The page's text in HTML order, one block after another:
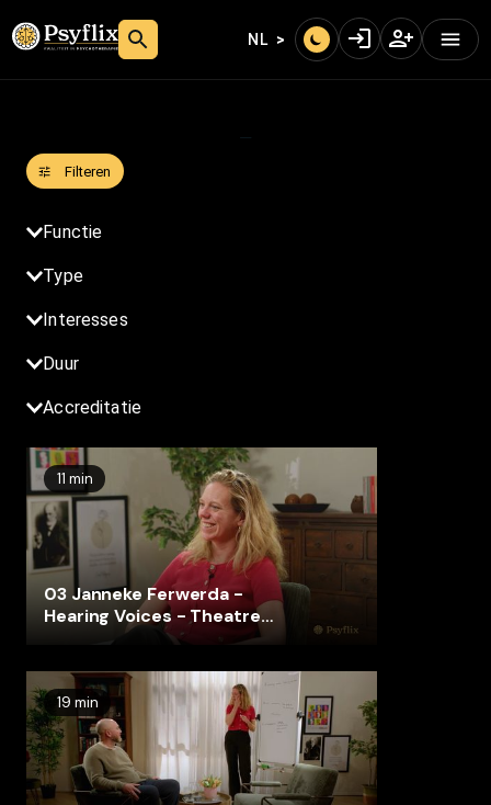
NL
Filteren
Niveau
Functie
Type
Interesses
Duur
Accreditatie
11 min
03 Janneke Ferwerda -
Hearing Voices - Theatre
Excercise
19 min